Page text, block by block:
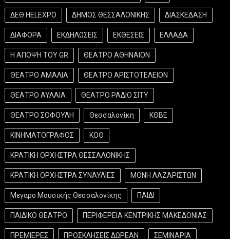
ΔΕΘ HELEXPO ΔΗΜΟΣ ΘΕΣΣΑΛΟΝΙΚΗΣ ΔΙΑΣΚΕΔΑΣΗ
ΔΙΑΦΟΡΑ ΕΚΔΗΛΩΣΕΙΣ ΕΚΘΕΣΕΙΣ ΕΛΛΑΔΑ
Η ΑΠΟΨΗ ΤΟΥ GR ΘΕΑΤΡΟ ΑΘΗΝΑΙΟΝ
ΘΕΑΤΡΟ ΑΜΑΛΙΑ ΘΕΑΤΡΟ ΑΡΙΣΤΟΤΕΛΕΙΟΝ
ΘΕΑΤΡΟ ΑΥΛΑΙΑ ΘΕΑΤΡΟ ΡΑΔΙΟ ΣΙΤΥ
ΘΕΑΤΡΟ ΣΟΦΟΥΛΗ Θεσσαλονίκη ΚΘΒΕ
ΚΙΝΗΜΑΤΟΓΡΑΦΟΣ ΚΟΘ
ΚΡΑΤΙΚΗ ΟΡΧΗΣΤΡΑ ΘΕΣΣΑΛΟΝΙΚΗΣ
ΚΡΑΤΙΚΗ ΟΡΧΗΣΤΡΑ ΣΥΝΑΥΛΙΕΣ ΜΟΝΗ ΛΑΖΑΡΙΣΤΩΝ
Μεγαρο Μουσικής Θεσσαλονίκης ΠΑΙΔΙ
ΠΑΙΔΙΚΟ ΘΕΑΤΡΟ ΠΕΡΙΦΕΡΕΙΑ ΚΕΝΤΡΙΚΗΣ ΜΑΚΕΔΟΝΙΑΣ
ΠΡΕΜΙΕΡΕΣ ΠΡΟΣΚΛΗΣΕΙΣ ΔΩΡΕΑΝ ΣΕΜΙΝΑΡΙΑ